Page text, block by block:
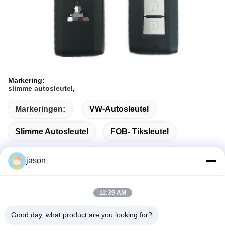
Markering:
slimme autosleutel,
Markeringen: VW-Autosleutel
Slimme Autosleutel FOB- Tiksleutel
Adres
jason
11:39 AM
Good day, what product are you looking for?